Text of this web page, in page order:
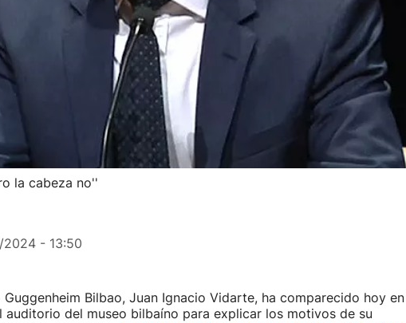
la cabeza no''
2024 - 13:50
Bilbao, Juan Ignacio Vidarte, ha comparecido hoy en
auditorio del museo bilbaíno para explicar los motivos de su